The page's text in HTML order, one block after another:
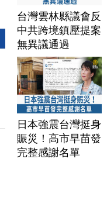
台灣雲林縣議會反
中共跨境鎮壓提案
無異議通過
日本強震台灣挺身
賑災！高市早苗發
完整感謝名單